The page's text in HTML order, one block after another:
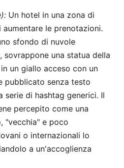
Un hotel in una zona di
le prenotazioni.
sfondo di nuvole
una statua della
un giallo acceso con un
pubblicato senza testo
serie di hashtag generici. Il
percepito come una
"vecchia" e poco
o internazionali lo
a un'accoglienza